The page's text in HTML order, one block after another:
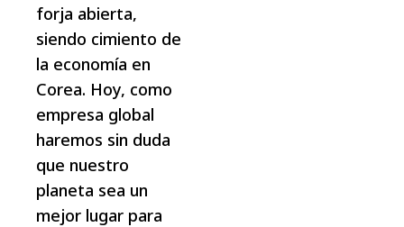
forja abierta,
siendo cimiento de
la economía en
Corea. Hoy, como
empresa global
haremos sin duda
que nuestro
planeta sea un
mejor lugar para